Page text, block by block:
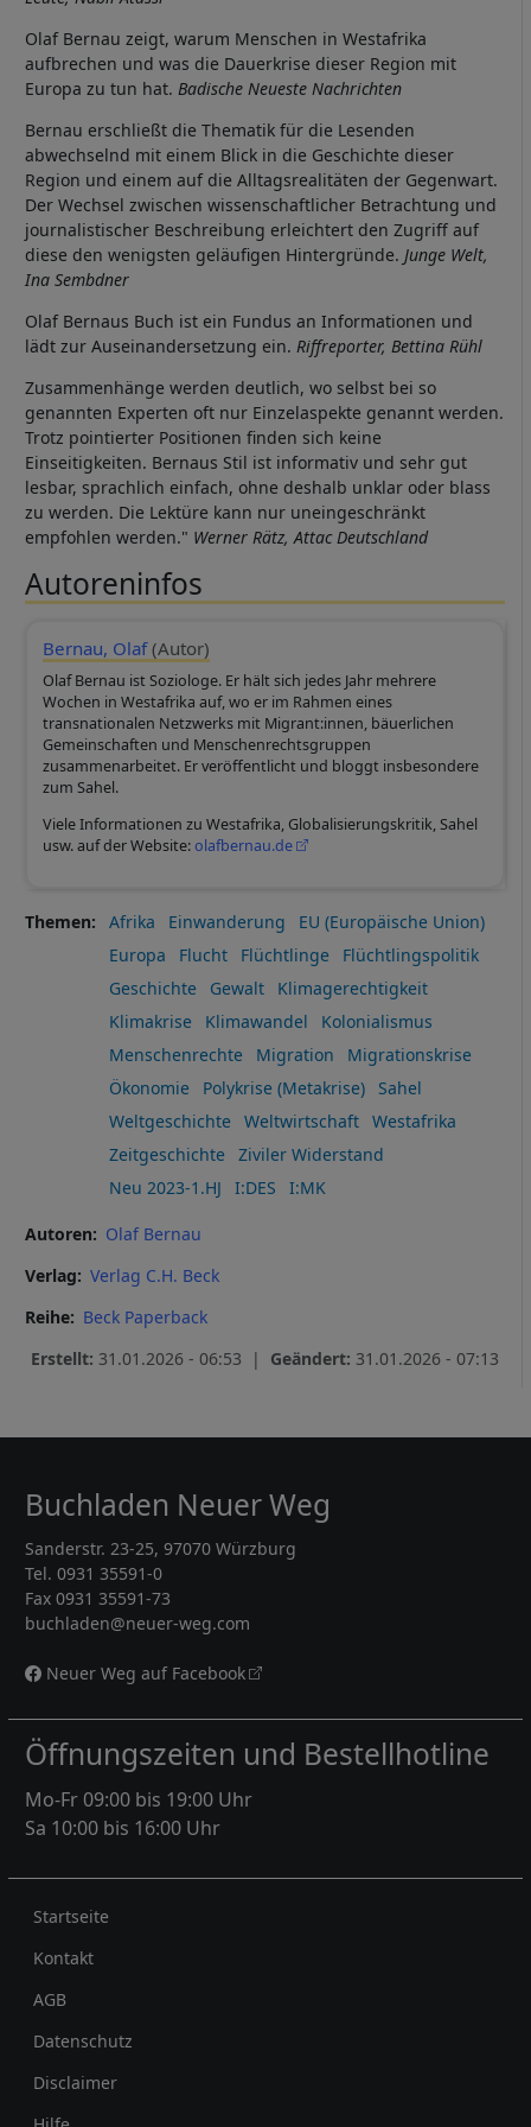
Olaf Bernau zeigt, warum Menschen in Westafrika
aufbrechen und was die Dauerkrise dieser Region mit
Europa zu tun hat. Badische Neueste Nachrichten
Bernau erschließt die Thematik für die Lesenden
abwechselnd mit einem Blick in die Geschichte dieser
Region und einem auf die Alltagsrealitäten der Gegenwart.
Der Wechsel zwischen wissenschaftlicher Betrachtung und
journalistischer Beschreibung erleichtert den Zugriff auf
diese den wenigsten geläufigen Hintergründe. Junge Welt,
Ina Sembdner
Olaf Bernaus Buch ist ein Fundus an Informationen und
lädt zur Auseinandersetzung ein. Riffreporter, Bettina Rühl
Zusammenhänge werden deutlich, wo selbst bei so
genannten Experten oft nur Einzelaspekte genannt werden.
Trotz pointierter Positionen finden sich keine
Einseitigkeiten. Bernaus Stil ist informativ und sehr gut
lesbar, sprachlich einfach, ohne deshalb unklar oder blass
zu werden. Die Lektüre kann nur uneingeschränkt
empfohlen werden." Werner Rätz, Attac Deutschland
Autoreninfos
Bernau, Olaf(Autor)
Olaf Bernau ist Soziologe. Er hält sich jedes Jahr mehrere
Wochen in Westafrika auf, wo er im Rahmen eines
transnationalen Netzwerks mit Migrant:innen, bäuerlichen
Gemeinschaften und Menschenrechtsgruppen
zusammenarbeitet. Er veröffentlicht und bloggt insbesondere
zum Sahel.
Viele Informationen zu Westafrika, Globalisierungskritik, Sahel
usw. auf der Website:olafbernau.de
Themen Afrika Einwanderung
EU (Europäische Union)
Europa
Flucht Flüchtlinge
Flüchtlingspolitik
Geschichte
Gewalt
Klimagerechtigkeit
Klimakrise
Klimawandel
Kolonialismus
Menschenrechte
Migration
Migrationskrise
Ökonomie
Polykrise (Metakrise)
Sahel
Weltgeschichte
Weltwirtschaft
Westafrika
Zeitgeschichte
Ziviler Widerstand
Neu 2023-1.HJ
I:DES I:MK
Autoren
Olaf Bernau
Verlag
Verlag C.H. Beck
Reihe
Beck Paperback
Erstellt: 31.01.2026 - 06:53 | Geändert: 31.01.2026 - 07:13
Buchladen Neuer Weg
Sanderstr. 23-25, 97070 Würzburg
Tel. 0931 35591-0
Fax 0931 35591-73
buchladen@neuer-weg.com
Neuer Weg auf Facebook
Öffnungszeiten und Bestellhotline
Mo-Fr 09:00 bis 19:00 Uhr
Sa 10:00 bis 16:00 Uhr
Rechtliches
Startseite
Kontakt
AGB
Datenschutz
Disclaimer